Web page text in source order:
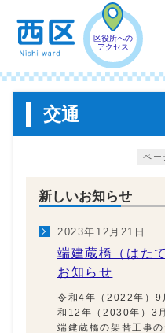
区役所への
アクセス
交通
ペ
新しいお知らせ
2023年12月21日
端建蔵橋（はた
お知らせ
令和4年（2022年）9
和12年（2030年）3
端建蔵橋の架替工事